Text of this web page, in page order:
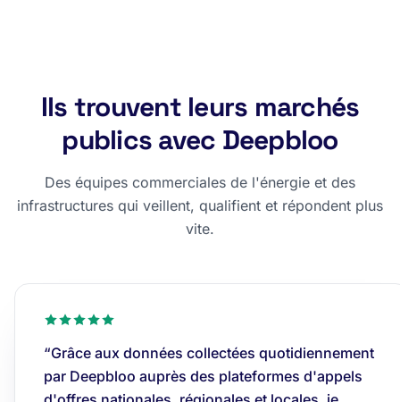
Ils trouvent leurs marchés
publics avec Deepbloo
Des équipes commerciales de l'énergie et des
infrastructures qui veillent, qualifient et répondent plus
vite.
“Grâce aux données collectées quotidiennement
par Deepbloo auprès des plateformes d'appels